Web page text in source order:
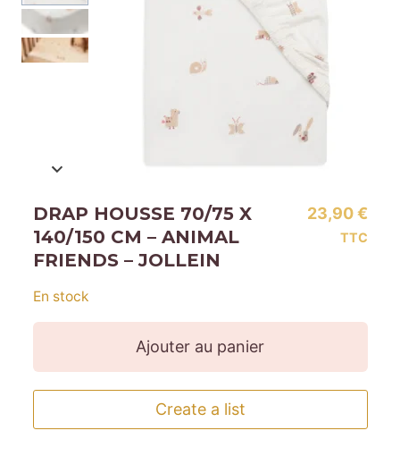
DRAP HOUSSE 70/75 X
140/150 CM – ANIMAL
FRIENDS – JOLLEIN
23,90€
TTC
En stock
Ajouter au panier
Create a list